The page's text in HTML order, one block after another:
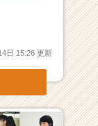
日 15:26 更新